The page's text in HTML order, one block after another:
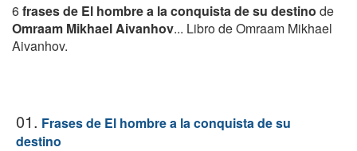
6frases de El hombre a la conquista de su destino de
Omraam Mikhael Aivanhov... Libro de Omraam Mikhael
Aivanhov.
01. Frases de El hombre a la conquista de su
destino